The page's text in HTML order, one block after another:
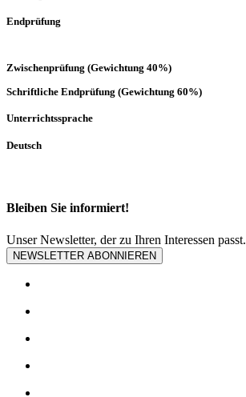
Endprüfung
Zwischenprüfung (Gewichtung 40%)
Schriftliche Endprüfung (Gewichtung 60%)
Unterrichtssprache
Deutsch
Bleiben Sie informiert!
Unser Newsletter, der zu Ihren Interessen passt.
NEWSLETTER ABONNIEREN